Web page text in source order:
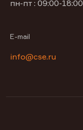
пн-пт : 09:00-18:00
E-mail
info@cse.ru